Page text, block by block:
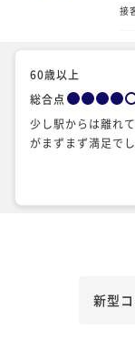
接
60歳以上
総合点
少し駅からは離れ
がまずまず満足でし
新型